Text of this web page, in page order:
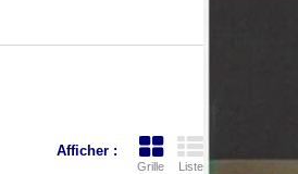
Afficher :
Grille Liste